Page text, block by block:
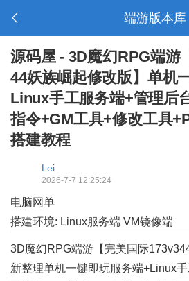
端游版本库
源码屋 - 3D魔幻RPG端游
44妖族崛起修改版】单机
Linux手工服务端+管理后
指令+GM工具+修改工具
搭建教程
Lei
2026-7-7 12:25:24
电脑网单
搭建环境: Linux服务端 VM镜像端
3D魔幻RPG端游【完美国际
新整理单机一键即玩服务端+Linux